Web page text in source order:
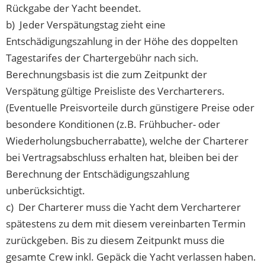
Rückgabe der Yacht beendet.
b) Jeder Verspätungstag zieht eine
Entschädigungszahlung in der Höhe des doppelten
Tagestarifes der Chartergebühr nach sich.
Berechnungsbasis ist die zum Zeitpunkt der
Verspätung gültige Preisliste des Vercharterers.
(Eventuelle Preisvorteile durch günstigere Preise oder
besondere Konditionen (z.B. Frühbucher- oder
Wiederholungsbucherrabatte), welche der Charterer
bei Vertragsabschluss erhalten hat, bleiben bei der
Berechnung der Entschädigungszahlung
unberücksichtigt.
c) Der Charterer muss die Yacht dem Vercharterer
spätestens zu dem mit diesem vereinbarten Termin
zurückgeben. Bis zu diesem Zeitpunkt muss die
gesamte Crew inkl. Gepäck die Yacht verlassen haben.